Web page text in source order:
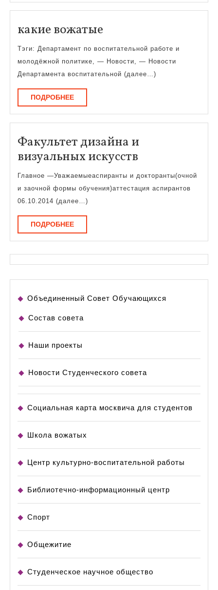
какие вожатые
вожатые
Тэги: Департамент по воспитательной работе и
молодёжной политике, — Новости, — Новости
Департамента воспитательной (далее…)
ПОДРОБНЕЕПОДРОБНЕЕ
Факультет дизайна и
визуальных искусств
дизайна
и
Главное —Уважаемыеаспиранты и докторанты(очной
и заочной формы обучения)аттестация аспирантов
06.10.2014 (далее…)
ПОДРОБНЕЕПОДРОБНЕЕ
Объединенный Совет Обучающихся
Состав совета
Наши проекты
Новости Студенческого совета
Социальная карта москвича для студентов
Школа вожатых
Центр культурно-воспитательной работы
Библиотечно-информационный центр
Спорт
Общежитие
Студенческое научное общество